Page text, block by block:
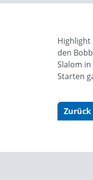
Highlight
den
Slalom
Starten
Zurück